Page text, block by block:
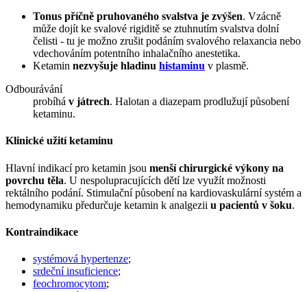
Tonus příčně pruhovaného svalstva je zvýšen. Vzácně
může dojít ke svalové rigiditě se ztuhnutím svalstva dolní
čelisti - tu je možno zrušit podáním svalového relaxancia nebo
vdechováním potentního inhalačního anestetika.
Ketamin nezvyšuje hladinu histaminu v plasmě.
Odbourávání
probíhá v játrech. Halotan a diazepam prodlužují působení
ketaminu.
Klinické užití ketaminu
Hlavní indikací pro ketamin jsou menší chirurgické výkony na
povrchu těla. U nespolupracujících dětí lze využít možnosti
rektálního podání. Stimulační působení na kardiovaskulární systém a
hemodynamiku předurčuje ketamin k analgezii u pacientů v šoku.
Kontraindikace
systémová hypertenze;
srdeční insuficience;
feochromocytom;